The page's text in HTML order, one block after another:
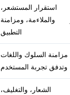
استقرار المستشعر،
والملاءمة، ومزامنة
التطبيق
مزامنة السلوك واللغات
وتدفق تجربة المستخدم
الشعار، والتغليف،